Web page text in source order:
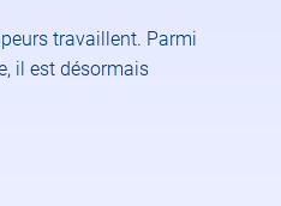
travaillent. Parmi
il est désormais